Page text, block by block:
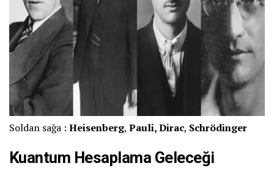
Soldan sağa : Heisenberg, Pauli, Dirac, Schrödinger
Kuantum Hesaplama Geleceği